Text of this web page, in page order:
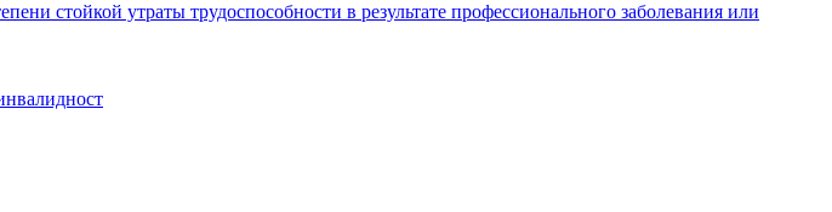
стойкой утраты трудоспособности в результате профессионального заболевания или